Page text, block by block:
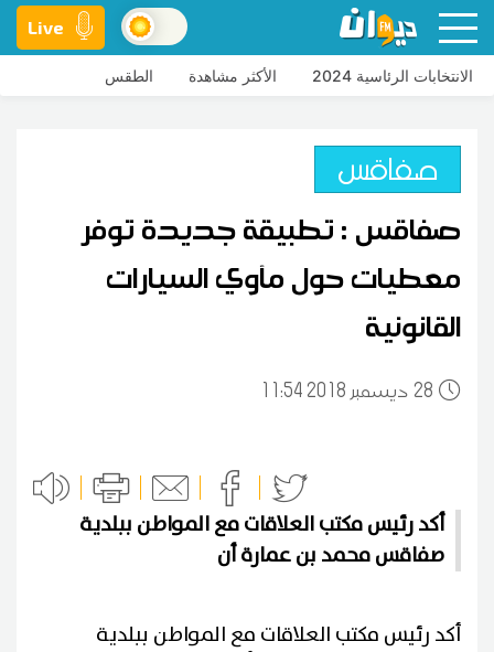
Live
الانتخابات الرئاسية 2024 الأكثر مشاهدة الطقس
صفاقس
صفاقس : تطبيقة جديدة توفر
معطيات حول مآوي السيارات
القانونية
28 11:54 2018 ديسمبر
أكد رئيس مكتب العلاقات مع المواطن ببلدية
صفاقس محمد بن عمارة أن
أكد رئيس مكتب العلاقات مع المواطن ببلدية